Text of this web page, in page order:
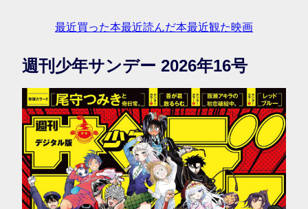
最近買った本最近読んだ本最近観た映画
週刊少年サンデー 2026年16号